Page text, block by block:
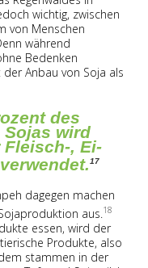
wichtig, zwischen
von Menschen
während
Bedenken
Anbau von Soja als
des
wird
, Ei-
17
dagegen machen
aus.18
essen, wird der
Produkte, also
stammen in der